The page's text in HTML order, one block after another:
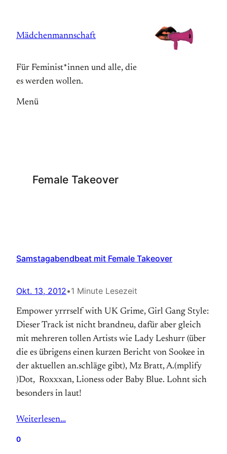
springen
Mädchenmannschaft
Für Feminist*innen und alle, die
es werden wollen.
Menü
Female Takeover
Samstagabendbeat mit Female Takeover
Okt. 13, 2012•1 Minute Lesezeit
Empower yrrrself with UK Grime, Girl Gang Style:
Dieser Track ist nicht brandneu, dafür aber gleich
mit mehreren tollen Artists wie Lady Leshurr (über
die es übrigens einen kurzen Bericht von Sookee in
der aktuellen an.schläge gibt), Mz Bratt, A.(mplify
)Dot, Roxxxan, Lioness oder Baby Blue. Lohnt sich
besonders in laut!
Weiterlesen…
0